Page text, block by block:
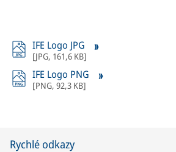
IFE Logo JPG
[JPG, 161,6 KB]
IFE Logo PNG
[PNG, 92,3 KB]
Rychlé odkazy